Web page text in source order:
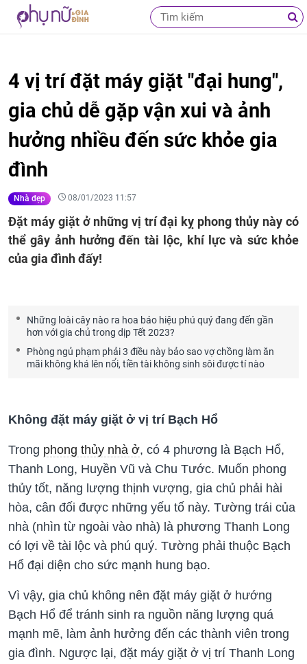
4 vị trí đặt máy giặt "đại hung",
gia chủ dễ gặp vận xui và ảnh
hưởng nhiều đến sức khỏe gia
đình
Nhà đẹp 08/01/2023 11:57
Đặt máy giặt ở những vị trí đại kỵ phong thủy này có
thể gây ảnh hưởng đến tài lộc, khí lực và sức khỏe
của gia đình đấy!
Những loài cây nào ra hoa báo hiệu phú quý đang đến gần
hơn với gia chủ trong dịp Tết 2023?
Phòng ngủ phạm phải 3 điều này bảo sao vợ chồng làm ăn
mãi không khá lên nổi, tiền tài không sinh sôi được tí nào
Không đặt máy giặt ở vị trí Bạch Hổ
Trong phong thủy nhà ở, có 4 phương là Bạch Hổ,
Thanh Long, Huyền Vũ và Chu Tước. Muốn phong
thủy tốt, năng lượng thịnh vượng, gia chủ phải hài
hòa, cân đối được những yếu tố này. Tường trái của
nhà (nhìn từ ngoài vào nhà) là phương Thanh Long
có lợi về tài lộc và phú quý. Tường phải thuộc Bạch
Hổ đại diện cho sức mạnh hung bạo.
Vì vậy, gia chủ không nên đặt máy giặt ở hướng
Bạch Hổ để tránh sinh ra nguồn năng lượng quá
mạnh mẽ, làm ảnh hưởng đến các thành viên trong
gia đình. Ngược lại, đặt máy giặt ở vị trí Thanh Long